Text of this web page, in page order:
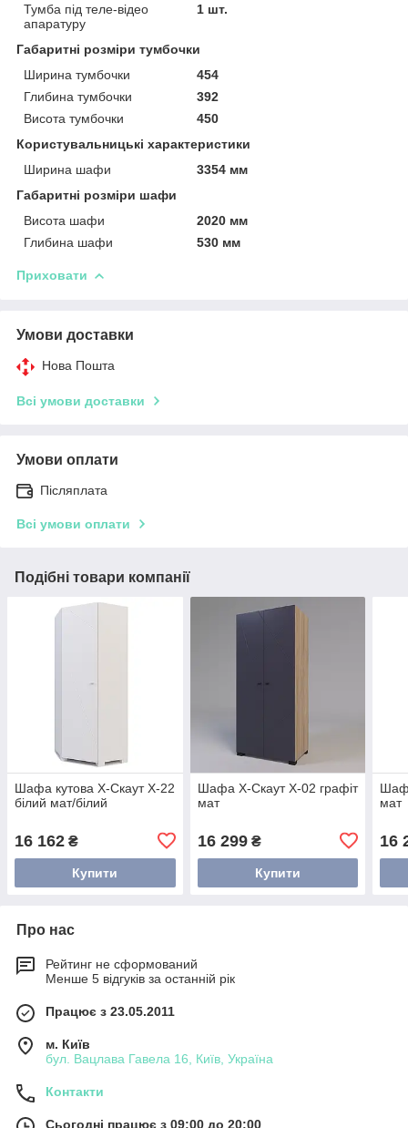
Тумба під теле-відео
апаратуру
1 шт.
Габаритні розміри тумбочки
Ширина тумбочки
454
Глибина тумбочки
392
Висота тумбочки
450
Користувальницькі характеристики
Ширина шафи
3354 мм
Габаритні розміри шафи
Висота шафи
2020 мм
Глибина шафи
530 мм
Приховати
Умови доставки
Нова Пошта
Всі умови доставки
Умови оплати
Післяплата
Всі умови оплати
Подібні товари компанії
Шафа кутова Х-Скаут Х-22
білий мат/білий
16 162 ₴
Купити
Шафа Х-Скаут Х-02 графіт
мат
16 299₴
Купити
мат
16
Про нас
Рейтинг не сформований
Менше 5 відгуків за останній рік
Працює з 23.05.2011
м. Київ
бул. Вацлава Гавела 16, Київ, Україна
Контакти
Сьогодні працює з 09:00 до 20:00